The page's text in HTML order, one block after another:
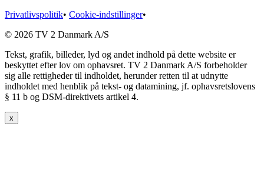
Privatlivspolitik• Cookie-indstillinger•
© 2026 TV 2 Danmark A/S
Tekst, grafik, billeder, lyd og andet indhold på dette website er
beskyttet efter lov om ophavsret. TV 2 Danmark A/S forbeholder
sig alle rettigheder til indholdet, herunder retten til at udnytte
indholdet med henblik på tekst- og datamining, jf. ophavsretslovens
§ 11 b og DSM-direktivets artikel 4.
x